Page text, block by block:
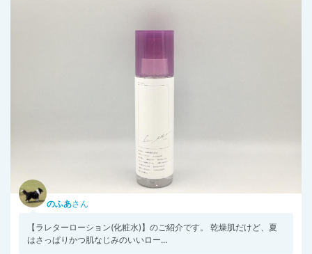
のふあさん
【ラレターローション(化粧水)】のご紹介です。 乾燥肌だけど、夏
はさっぱりかつ肌なじみのいいロー...